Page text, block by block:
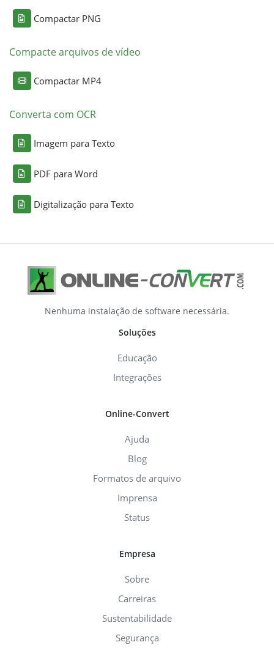
Compactar PNG
Compacte arquivos de vídeo
Compactar MP4
Converta com OCR
Imagem para Texto
PDF para Word
Digitalização para Texto
Nenhuma instalação de software necessária.
Soluções
Educação
Integrações
Online-Convert
Ajuda
Blog
Formatos de arquivo
Imprensa
Status
Empresa
Sobre
Carreiras
Sustentabilidade
Segurança